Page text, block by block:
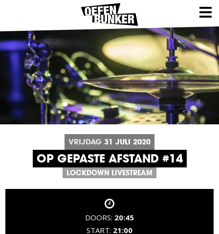
VRIJDAG 31 JULI 2020
OP GEPASTE AFSTAND #14
LOCKDOWN LIVESTREAM
DOORS: 20:45
START: 21:00